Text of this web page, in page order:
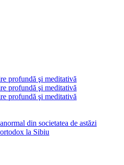
profundă şi meditativă
profundă şi meditativă
profundă şi meditativă
din societatea de astăzi
la Sibiu